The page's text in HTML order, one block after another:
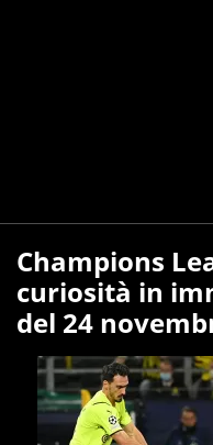
Champions
curiosità in
del 24